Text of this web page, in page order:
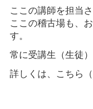
ここの講師を担当
ここの稽古場も、
す。
常に受講生（生徒
詳しくは、こちら（